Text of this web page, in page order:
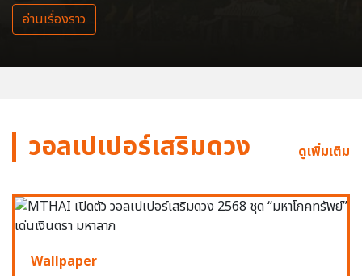
อ่านเรื่องราว
วอลเปเปอร์เสริมดวง ดูเพิ่มเติม
Wallpaper